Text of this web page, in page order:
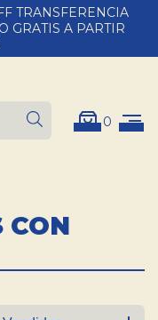
TRANSFERENCIA
GRATIS A PARTIR
0
CON